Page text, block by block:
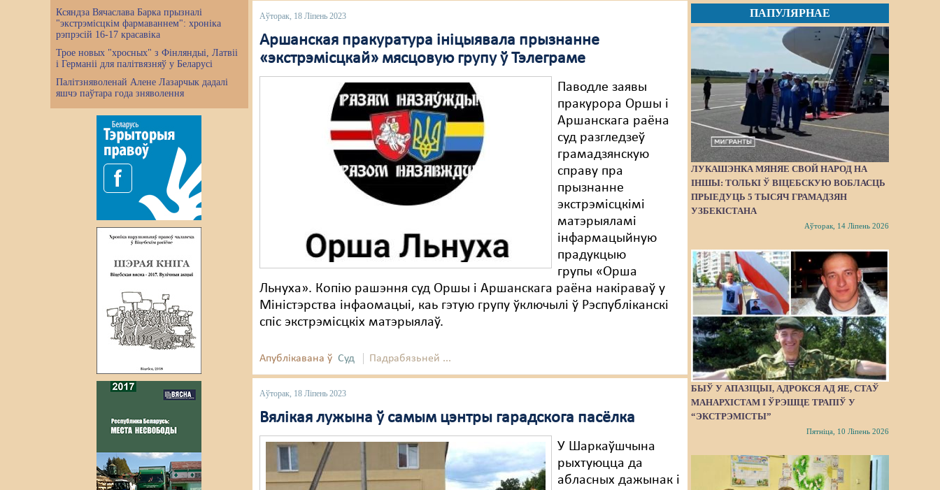
Ксяндза Вячаслава Барка прызналі
"экстрэмісцкім фармаваннем": хроніка
рэпрэсій 16-17 красавіка
Трое новых "хросных" з Фінляндыі, Латвіі
і Германіі для палітвязняў у Беларусі
Палітзняволенай Алене Лазарчык дадалі
яшчэ паўтара года зняволення
Аўторак, 18 Ліпень 2023
Аршанская пракуратура ініцыявала прызнанне
«экстрэмісцкай» мясцовую групу ў Тэлеграме
Паводле заявы
пракурора Оршы і
Аршанскага раёна
суд разгледзеў
грамадзянскую
справу пра
прызнанне
экстрэмісцкімі
матэрыяламі
інфармацыйную
прадукцыю
групы «Орша
Льнуха». Копію рашэння суд Оршы і Аршанскага раёна накіраваў у
Міністэрства інфаомацыі, каь гэтую групу ўключылі ў Рэспубліканскі
спіс экстрэмісцкіх матэрыялаў.
Апублікавана ў Суд Падрабязьней ...
Аўторак, 18 Ліпень 2023
Вялікая лужына ў самым цэнтры гарадскога пасёлка
У Шаркаўшчына
рыхтуюцца да
абласных дажынак і
ПАПУЛЯРНАЕ
ЛУКАШЭНКА МЯНЯЕ СВОЙ НАРОД НА
ІНШЫ: ТОЛЬКІ Ў ВІЦЕБСКУЮ ВОБЛАСЦЬ
ПРЫЕДУЦЬ 5 ТЫСЯЧ ГРАМАДЗЯН
УЗБЕКІСТАНА
Аўторак, 14 Ліпень 2026
БЫЎ У АПАЗІЦЫІ, АДРОКСЯ АД ЯЕ, СТАЎ
МАНАРХІСТАМ І ЎРЭШЦЕ ТРАПІЎ У
“ЭКСТРЭМІСТЫ”
Пятніца, 10 Ліпень 2026